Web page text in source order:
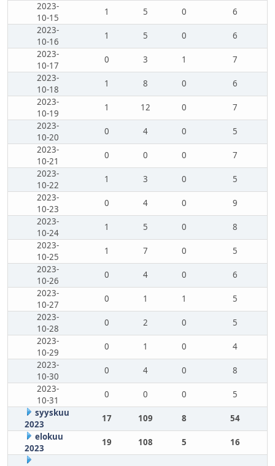
2023-
10-15
1 5 0
6
2023-
10-16
1 5 0
6
2023-
10-17
0 3 1
7
2023-
10-18
1 8 0
6
2023-
10-19
1 12 0
7
2023-
10-20
0 4 0
5
2023-
10-21
0 0 0
7
2023-
10-22
1 3 0
5
2023-
10-23
0 4 0
9
2023-
10-24
1 5 0
8
2023-
10-25
1 7 0
5
2023-
10-26
0 4 0
6
2023-
10-27
0 1 1
5
2023-
10-28
0 2 0
5
2023-
10-29
0 1 0
4
2023-
10-30
0 4 0
8
2023-
10-31
0 0 0
5
syyskuu
2023
17 109 8
54
elokuu
2023
19 108 5 16